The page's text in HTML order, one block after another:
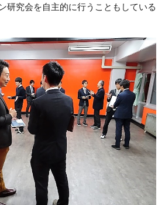
研究会を自主的に行うこともしている